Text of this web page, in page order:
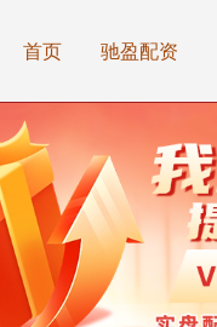
首页 驰盈配资